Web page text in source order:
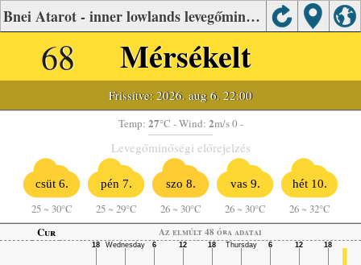
Bnei Atarot - inner lowlands levegőminősége
68 Mérsékelt
Frissítve: 2026. aug 6. 22:00
Temp: 27°C - Wind: 2m/s 0 -
Levegőminőségi előrejelzés
csüt 6.
25 ~ 30°C
pén 7.
25 ~ 29°C
szo 8.
26 ~ 30°C
vas 9.
26 ~ 30°C
hét 10.
26 ~ 32°C
Cur
Az elmúlt 48 óra adatai